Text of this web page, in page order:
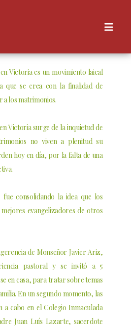
Victoria es un movimiento laical
que se crea con la finalidad de
los matrimonios.
Victoria surge de la inquietud de
no viven a plenitud su
hoy en día, por la falta de una
fue consolidando la idea que los
evangelizadores de otros
de Monseñor Javier Ariz,
pastoral y se invitó a 5
en casa, para tratar sobre temas
En un segundo momento, las
a cabo en el Colegio Inmaculada
Juan Luís Lazarte, sacerdote